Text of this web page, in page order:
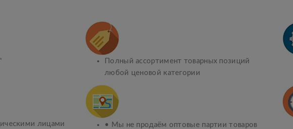
Полный ассортимент товарных позиций
любой ценовой категории
лицами
• Мы не продаём оптовые партии товаров